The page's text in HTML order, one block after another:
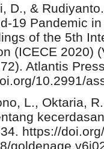
D., &
19 Pandemic
of the 5th
(ICECE 2020)
Atlantis
10.2991/
L., Oktaria,
https://